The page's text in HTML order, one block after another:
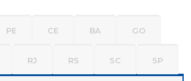
PE CE BA GO
RJ RS SC SP